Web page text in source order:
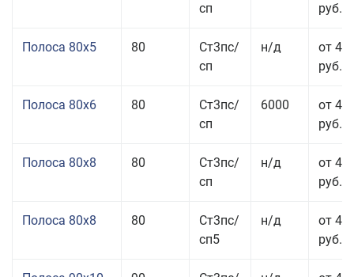
сп
руб.
Полоса 80x5 80
Ст3пс/
сп
н/д
от 43
руб.
Полоса 80x6 80
Ст3пс/
сп
6000
от 42
руб.
Полоса 80x8 80
Ст3пс/
сп
н/д
от 41
руб.
Полоса 80x8 80
Ст3пс/
сп5
н/д
от 41
руб.